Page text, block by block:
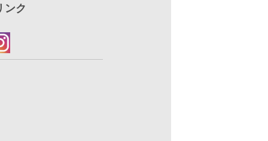
のでご了承ください。
ンク